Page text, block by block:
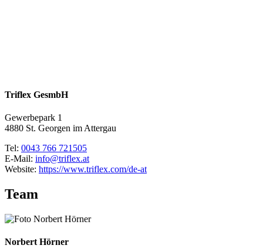
Triflex GesmbH
Gewerbepark 1
4880 St. Georgen im Attergau
Tel: 0043 766 721505
E-Mail: info@triflex.at
Website: https://www.triflex.com/de-at
Team
Norbert Hörner